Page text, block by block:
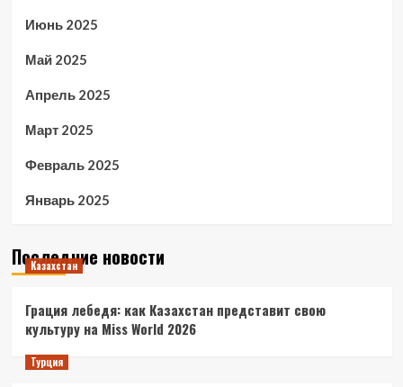
Июнь 2025
Май 2025
Апрель 2025
Март 2025
Февраль 2025
Январь 2025
Последние новости
Казахстан
Грация лебедя: как Казахстан представит свою
культуру на Miss World 2026
Турция